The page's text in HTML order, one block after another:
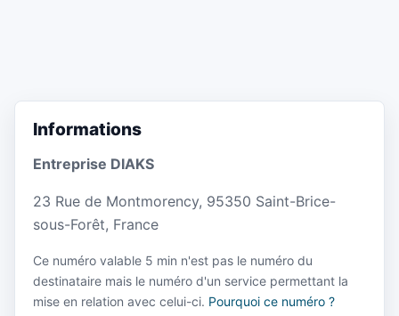
Informations
Entreprise DIAKS
23 Rue de Montmorency, 95350 Saint-Brice-
sous-Forêt, France
Ce numéro valable 5 min n'est pas le numéro du
destinataire mais le numéro d'un service permettant la
mise en relation avec celui-ci. Pourquoi ce numéro ?